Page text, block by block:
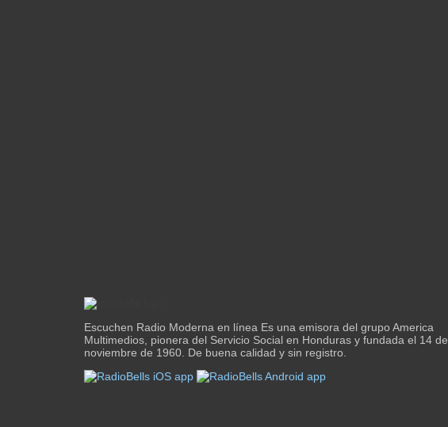
Escuchen Radio Moderna en línea Es una emisora del grupo America
Multimedios, pionera del Servicio Social en Honduras y fundada el 14 de
noviembre de 1960. De buena calidad y sin registro.